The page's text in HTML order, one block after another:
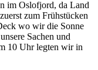
im Oslofjord, da Land
zum Frühstücken
wo wir die Sonne
Sachen und
10 Uhr legten wir in